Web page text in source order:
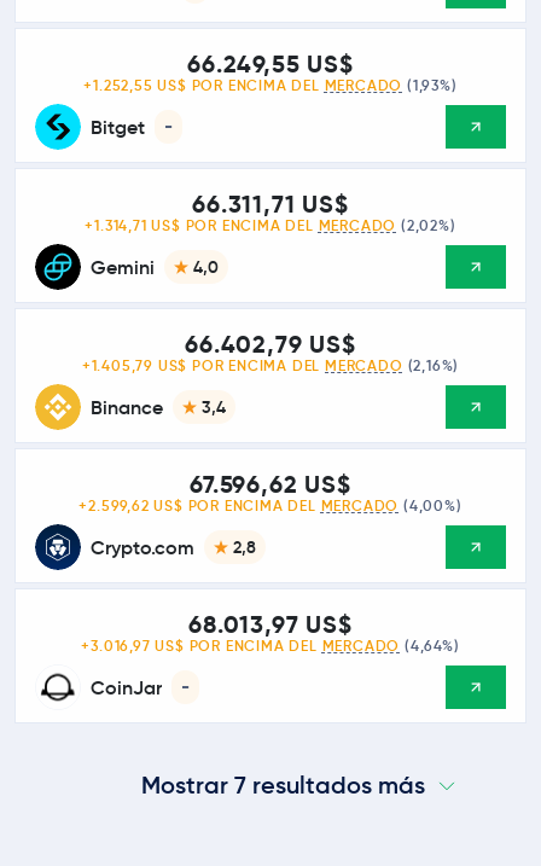
Bitget -
66.249,55 US$
+1.252,55 US$ POR ENCIMA DEL MERCADO (1,93%)
Gemini 4,0
66.311,71 US$
+1.314,71 US$ POR ENCIMA DEL MERCADO (2,02%)
Binance 3,4
66.402,79 US$
+1.405,79 US$ POR ENCIMA DEL MERCADO (2,16%)
Crypto.com 2,8
67.596,62 US$
+2.599,62 US$ POR ENCIMA DEL MERCADO (4,00%)
CoinJar -
68.013,97 US$
+3.016,97 US$ POR ENCIMA DEL MERCADO (4,64%)
Mostrar 7 resultados más